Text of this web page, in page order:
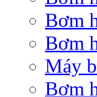
Bơm
Bơm
Máy
Bơm